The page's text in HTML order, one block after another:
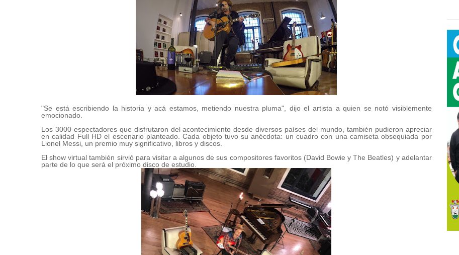
"Se está escribiendo la historia y acá estamos, metiendo nuestra pluma", dijo el artista a quien se notó visiblemente
emocionado.
Los 3000 espectadores que disfrutaron del acontecimiento desde diversos países del mundo, también pudieron apreciar
en calidad Full HD el escenario planteado. Cada objeto tuvo su anécdota: un cuadro con una camiseta obsequiada por
Lionel Messi, un premio muy significativo, libros y discos.
El show virtual también sirvió para visitar a algunos de sus compositores favoritos (David Bowie y The Beatles) y adelantar
parte de lo que será el próximo disco de estudio.